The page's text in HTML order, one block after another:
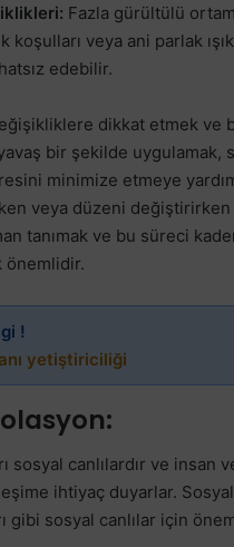
Fazla gürültülü
koşulları veya ani parlak
edebilir.
dikkat etmek ve
bir şekilde uygulamak,
minimize etmeye
veya düzeni değiştirirken
tanımak ve bu süreci
önemlidir.
!
yetiştiriciliği
sosyal canlılardır ve insan
ihtiyaç duyarlar.
gibi sosyal canlılar için